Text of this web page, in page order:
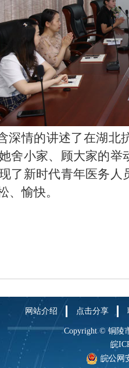
情的讲述了在湖北
舍小家、顾大家的
了新时代青年医务
、愉快。
网站介绍 点击分享
Copyright © 铜陵
皖
皖公网